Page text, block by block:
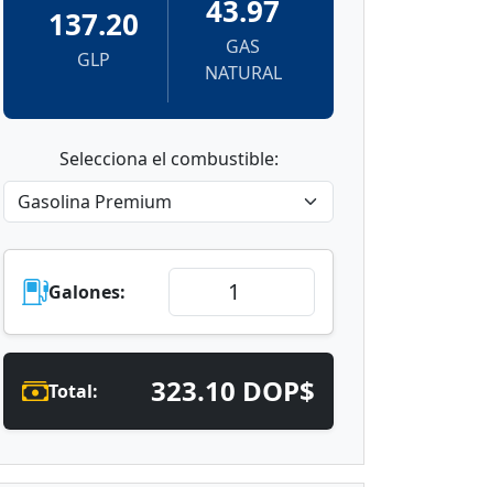
137.20
GLP
43.97
GAS
NATURAL
Selecciona el combustible:
Galones:
Total: 323.10 DOP$